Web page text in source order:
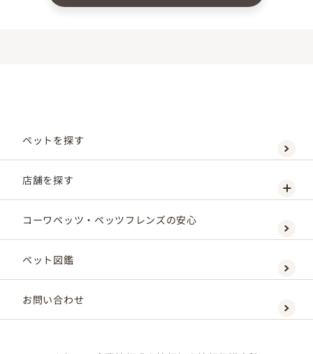
ペットを探す
店舗を探す
コーワペッツ・ペッツフレンズの安心
ペット図鑑
お問い合わせ